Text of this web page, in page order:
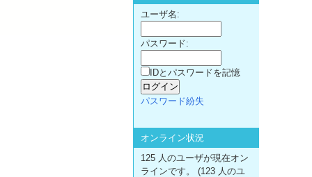
ユーザ名:
パスワード:
IDとパスワードを記憶
パスワード紛失
オンライン状況
125 人のユーザが現在オン
ラインです。 (123 人のユ